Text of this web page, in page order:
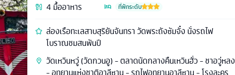
4 มื้ออาหาร ที่พักระดับ
ล่องเรือทะเลสาบสุริยันจันทรา วัดพระถังซัมจั๋ง นั่งรถไฟ
โบราณชมสนพันปี
วัดเหวินหวู่ (วัดกวนอู) - ตลาดนัดกลางคืนเหวินฮั่ว - ชาอวู่หลง